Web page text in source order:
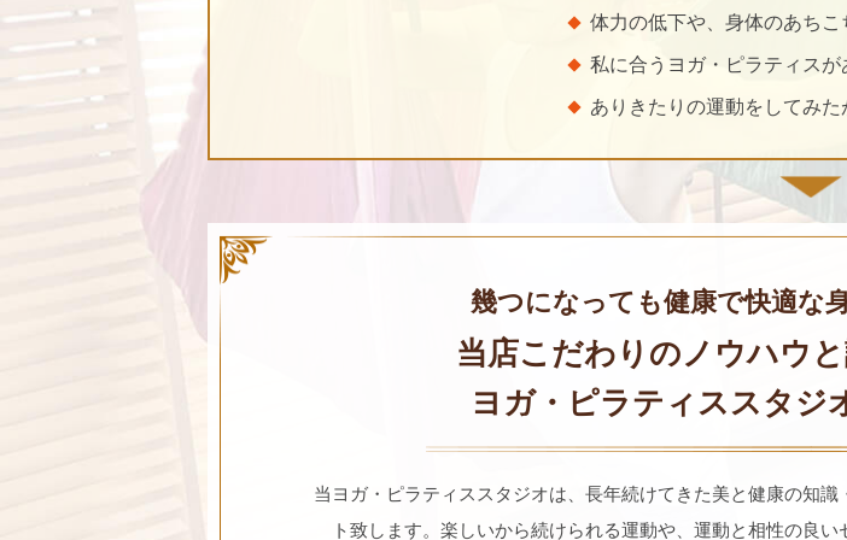
体力の低下や、身体のあち
私に合うヨガ・ピラティス
ありきたりの運動をしてみ
幾つになっても健康で快適な
当店こだわりのノウハウと
ヨガ・ピラティススタジ
当ヨガ・ピラティススタジオは、長年続けてきた美と健康の知
ト致します。楽しいから続けられる運動や、運動と相性の良